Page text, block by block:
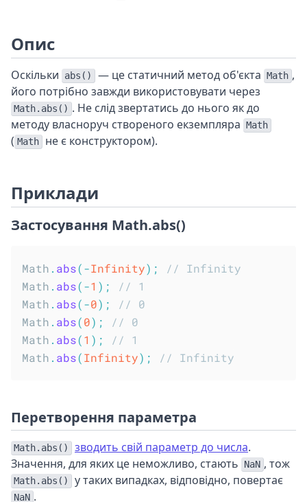
Опис
Оскільки abs() — це статичний метод об'єкта Math ,
його потрібно завжди використовувати через
Math.abs() . Не слід звертатись до нього як до
методу власноруч створеного екземпляра Math
( Math не є конструктором).
Приклади
Застосування Math.abs()
Math . abs(-Infinity) ;
// Infinity
Math . abs(-1 ) ;
// 1
Math . abs(-0) ;
// 0
Math . abs(0) ;
// 0
Math . abs(1 ) ;
// 1
Math . abs(Infinity) ; // Infinity
Перетворення параметра
Math.abs() зводить свій параметр до числа.
Значення, для яких це неможливо, стають
NaN , тож
Math.abs() у таких випадках, відповідно, повертає
NaN .